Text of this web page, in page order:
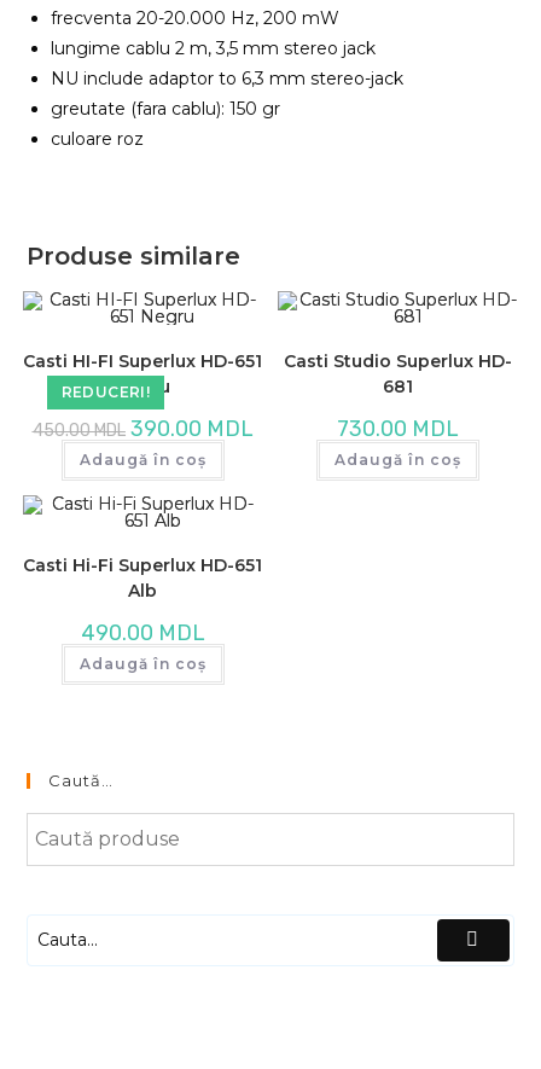
frecventa 20-20.000 Hz, 200 mW
lungime cablu 2 m, 3,5 mm stereo jack
NU include adaptor to 6,3 mm stereo-jack
greutate (fara cablu): 150 gr
culoare roz
Produse similare
REDUCERI!
Casti HI-FI Superlux HD-651
Negru
450.00MDL Prețul
inițial
a
fost:
450.00 MDL.
390.00 MDLcurent
390.00 MDL.
Adaugă în coș
Casti Studio Superlux HD-
681
730.00 MDL
Adaugă în coș
Casti Hi-Fi Superlux HD-651
Alb
490.00 MDL
Adaugă în coș
Caută…